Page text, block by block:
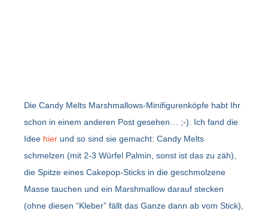
Die Candy Melts Marshmallows-Minifigurenköpfe habt Ihr
schon in einem anderen Post gesehen… ;-). Ich fand die
Idee hier und so sind sie gemacht: Candy Melts
schmelzen (mit 2-3 Würfel Palmin, sonst ist das zu zäh),
die Spitze eines Cakepop-Sticks in die geschmolzene
Masse tauchen und ein Marshmallow darauf stecken
(ohne diesen “Kleber” fällt das Ganze dann ab vom Stick),